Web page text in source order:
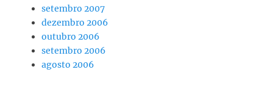
setembro 2007
dezembro 2006
outubro 2006
setembro 2006
agosto 2006